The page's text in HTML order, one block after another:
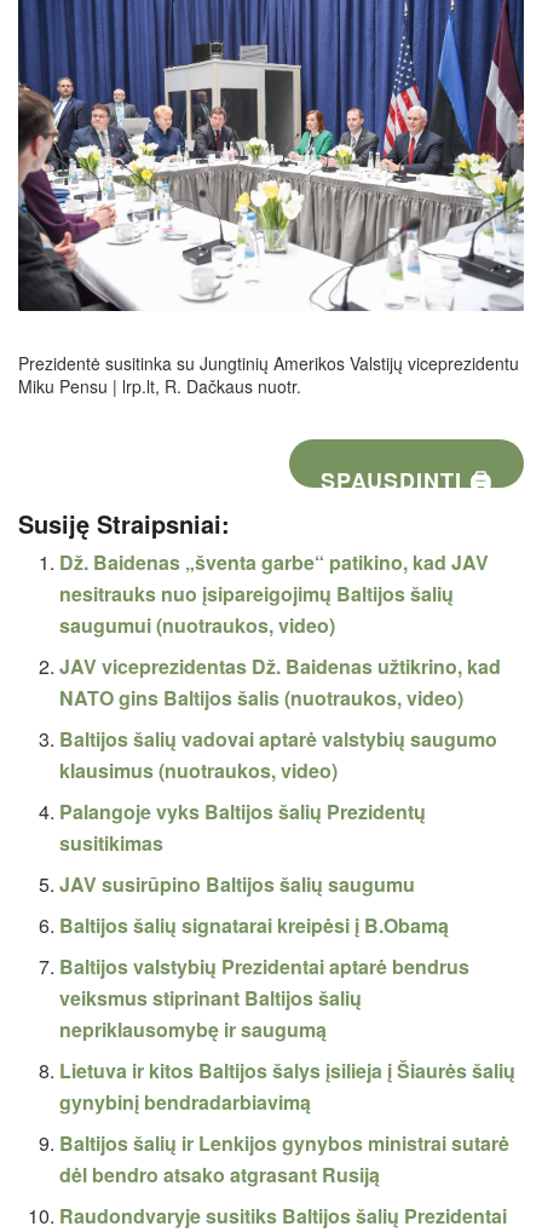
Prezidentė susitinka su Jungtinių Amerikos Valstijų viceprezidentu
Miku Pensu | lrp.lt, R. Dačkaus nuotr.
SPAUSDINTI 🖨
Susiję Straipsniai:
Dž. Baidenas „šventa garbe“ patikino, kad JAV
nesitrauks nuo įsipareigojimų Baltijos šalių
saugumui (nuotraukos, video)
JAV viceprezidentas Dž. Baidenas užtikrino, kad
NATO gins Baltijos šalis (nuotraukos, video)
Baltijos šalių vadovai aptarė valstybių saugumo
klausimus (nuotraukos, video)
Palangoje vyks Baltijos šalių Prezidentų
susitikimas
JAV susirūpino Baltijos šalių saugumu
Baltijos šalių signatarai kreipėsi į B.Obamą
Baltijos valstybių Prezidentai aptarė bendrus
veiksmus stiprinant Baltijos šalių
nepriklausomybę ir saugumą
Lietuva ir kitos Baltijos šalys įsilieja į Šiaurės šalių
gynybinį bendradarbiavimą
Baltijos šalių ir Lenkijos gynybos ministrai sutarė
dėl bendro atsako atgrasant Rusiją
Raudondvaryje susitiks Baltijos šalių Prezidentai